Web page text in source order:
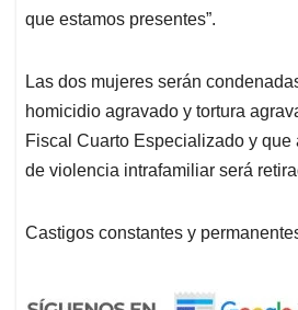
que estamos presentes”.
Las dos mujeres serán
homicidio agravado y tortura
Fiscal Cuarto Especializado y
de violencia intrafamiliar será
Castigos constantes y